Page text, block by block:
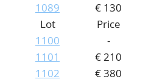
1089
€ 130
Lot
Price
1100
-
1101
€ 210
1102
€ 380